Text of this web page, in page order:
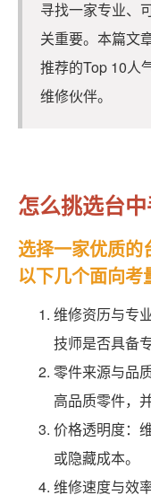
寻找一家专业、
关重要。本篇文
推荐的Top 10人
维修伙伴。
怎么挑选台中
选择一家优质的
以下几个面向考
维修资历与专
技师是否具备
零件来源与品
高品质零件，
价格透明度：
或隐藏成本。
维修速度与效